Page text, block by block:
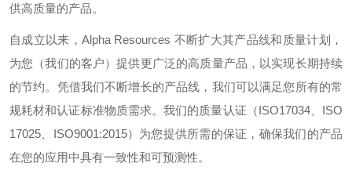
供高质量的产品。
自成立以来， Alpha Resources 不断扩大其产品线和质量计划，
为您（我们的客户）提供更广泛的高质量产品，以实现长期持续
的节约。凭借我们不断增长的产品线，我们可以满足您所有的常
规耗材和认证标准物质需求。我们的质量认证（ISO17034、 ISO
17025
ISO9001:2015）为您提供所需的保证，确保我们的产品
在您的应用中具有一致性和可预测性。